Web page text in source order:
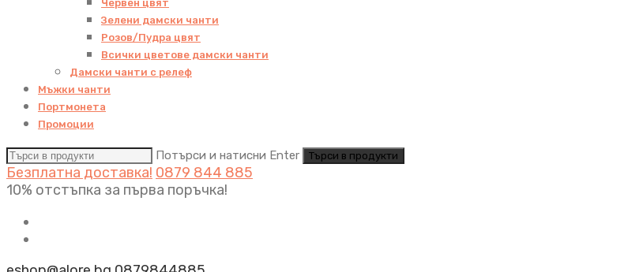
Червен цвят
Зелени дамски чанти
Розов/Пудра цвят
Всички цветове дамски чанти
Дамски чанти с релеф
Мъжки чанти
Портмонета
Промоции
Потърси и натисни Enter
Безплатна доставка! 0879 844 885
10% отстъпка за първа поръчка!